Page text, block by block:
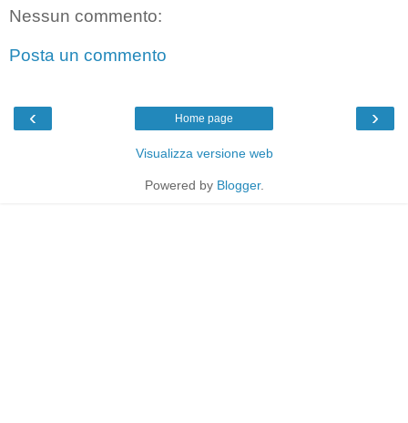
Nessun commento:
Posta un commento
‹ ›
Home page
Visualizza versione web
Powered by Blogger.